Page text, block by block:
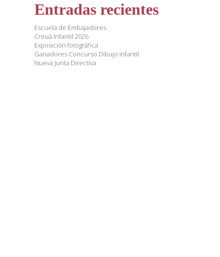
Entradas recientes
Escuela de Embajadores
Creuà Infantil 2026
Exposición fotográfica
Ganadores Concurso Dibujo Infantil
Nueva Junta Directiva